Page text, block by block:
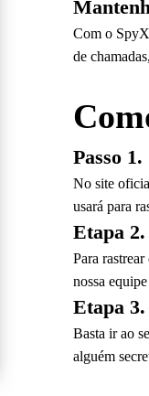
Com o
de
Passo
No site
usará para
Etapa
Para
nossa
Etapa
Basta ir ao
alguém